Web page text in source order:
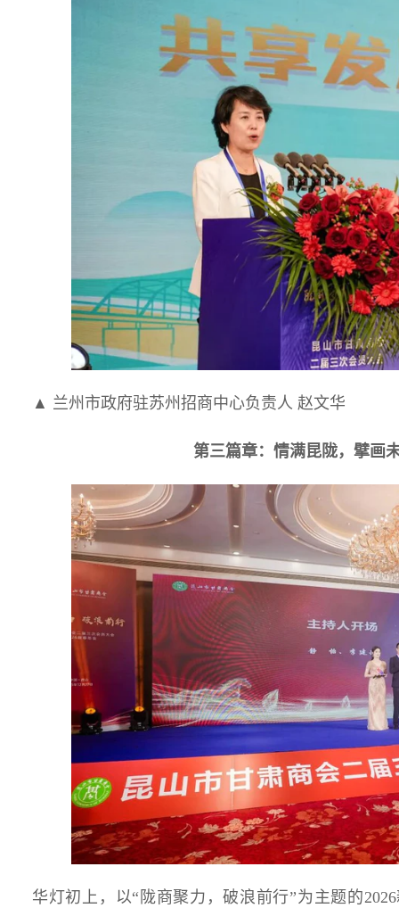
▲ 兰州市政府驻苏州招商中心负责人 赵文华
第三篇章：情满昆陇，擘画
华灯初上，以“陇商聚力，破浪前行”为主题的